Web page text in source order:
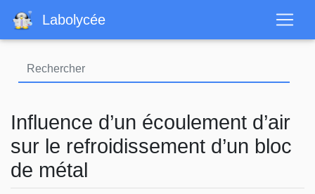
contenu
Labolycée
Influence d’un écoulement d’air
sur le refroidissement d’un bloc
de métal